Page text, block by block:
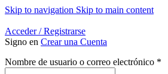
Skip to navigation Skip to main content
Acceder / Registrarse
Signo en Crear una Cuenta
Nombre de usuario o correo electrónico *